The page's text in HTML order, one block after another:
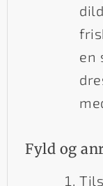
en
Fyld og